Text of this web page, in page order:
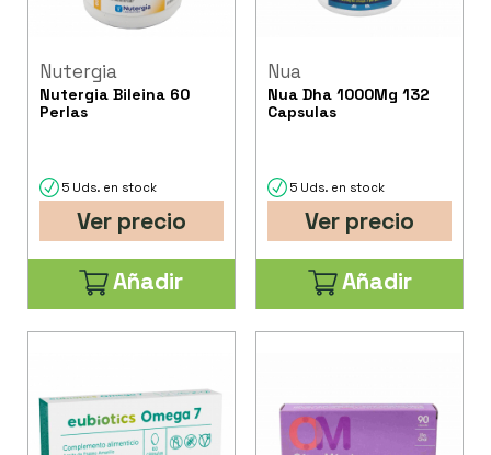
Nutergia
Nutergia Bileina 60
Perlas
5 Uds. en stock
Ver precio
Añadir
Nua
Nua Dha 1000Mg 132
Capsulas
5 Uds. en stock
Ver precio
Añadir